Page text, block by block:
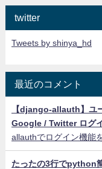
twitter
Tweets by shinya_hd
最近のコメント
【django-allauth】ユ
Google / Twitter ログ
allauthでログイン機能
たったの3行でpython